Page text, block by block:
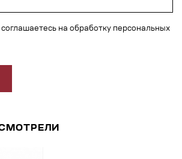
на обработку персональных